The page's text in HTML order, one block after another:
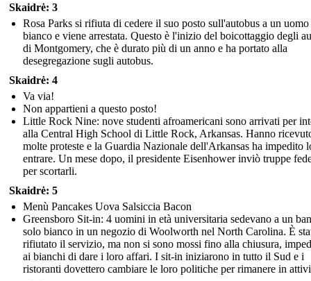
Skaidrė: 3
Rosa Parks si rifiuta di cedere il suo posto sull'autobus a un uomo
bianco e viene arrestata. Questo è l'inizio del boicottaggio degli
di Montgomery, che è durato più di un anno e ha portato alla
desegregazione sugli autobus.
Skaidrė: 4
Va via!
Non appartieni a questo posto!
Little Rock Nine: nove studenti afroamericani sono arrivati per
alla Central High School di Little Rock, Arkansas. Hanno
molte proteste e la Guardia Nazionale dell'Arkansas ha impedito
entrare. Un mese dopo, il presidente Eisenhower inviò truppe
per scortarli.
Skaidrė: 5
Menù Pancakes Uova Salsiccia Bacon
Greensboro Sit-in: 4 uomini in età universitaria sedevano a un
solo bianco in un negozio di Woolworth nel North Carolina. È
rifiutato il servizio, ma non si sono mossi fino alla chiusura,
ai bianchi di dare i loro affari. I sit-in iniziarono in tutto il Sud e i
ristoranti dovettero cambiare le loro politiche per rimanere in